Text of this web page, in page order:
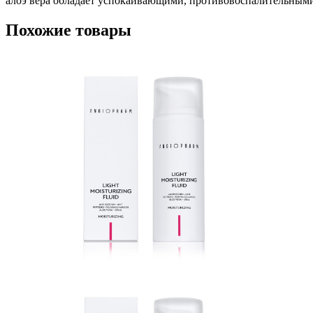
Похожие товары